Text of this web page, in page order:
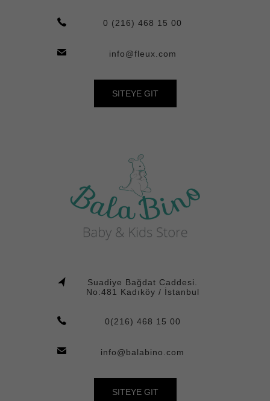
0 (216) 468 15 00
info@fleux.com
SITEYE GIT
Suadiye Bağdat Caddesi.
No:481 Kadıköy / İstanbul
0(216) 468 15 00
info@balabino.com
SITEYE GIT